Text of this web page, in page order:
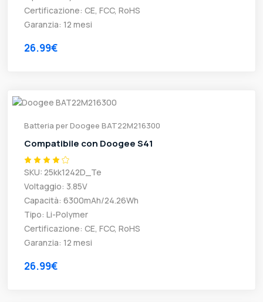
Certificazione: CE, FCC, RoHS
Garanzia: 12 mesi
26.99€
Batteria per Doogee BAT22M216300
Compatibile con Doogee S41
SKU: 25kk1242D_Te
Voltaggio: 3.85V
Capacità: 6300mAh/24.26Wh
Tipo: Li-Polymer
Certificazione: CE, FCC, RoHS
Garanzia: 12 mesi
26.99€